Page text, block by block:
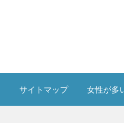
サイトマップ 女性が多